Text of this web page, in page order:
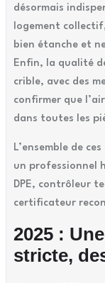
désormais
logement
bien étanche et
Enfin, la qualité
crible, avec des
confirmer que
dans toutes les
L’ensemble de
un professionnel
DPE, contrôleur
certificateur
2025 :
stricte,